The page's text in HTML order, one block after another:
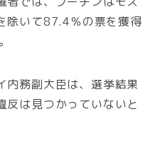
除いて87.4％の票を獲得
内務副大臣は、選挙結果
反は見つかっていないと